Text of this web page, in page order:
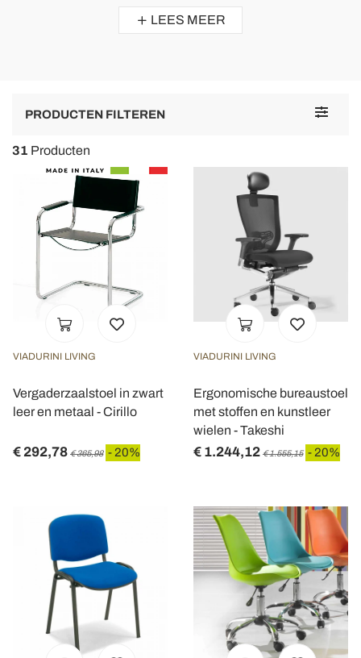
d'attesa, comode e dal design minimale rendo l'ambiente sobrio e
LEES MEER
Toggle
PRODUCTEN FILTEREN
31 Producten
VIADURINI LIVING
Vergaderzaalstoel in zwart
leer en metaal - Cirillo
€ 292,78 € 365,98 - 20%
VIADURINI LIVING
Ergonomische bureaustoel
met stoffen en kunstleer
wielen - Takeshi
€ 1.244,12 € 1.555,15 - 20%